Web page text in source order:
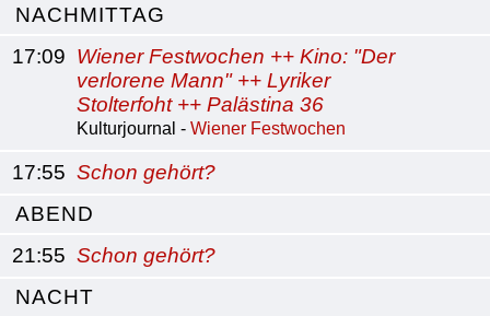
NACHMITTAG
17:09 Wiener Festwochen ++ Kino: "Der
verlorene Mann" ++ Lyriker
Stolterfoht ++ Palästina 36
Kulturjournal - Wiener Festwochen
17:55 Schon gehört?
ABEND
21:55 Schon gehört?
NACHT